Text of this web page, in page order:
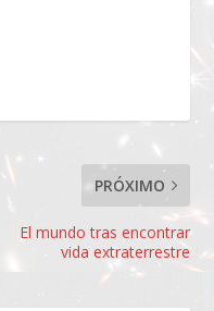
PRÓXIMO
El mundo tras encontrar
vida extraterrestre